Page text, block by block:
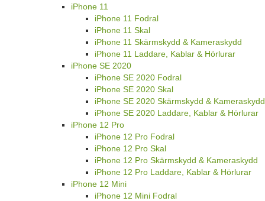
iPhone 11
iPhone 11 Fodral
iPhone 11 Skal
iPhone 11 Skärmskydd & Kameraskydd
iPhone 11 Laddare, Kablar & Hörlurar
iPhone SE 2020
iPhone SE 2020 Fodral
iPhone SE 2020 Skal
iPhone SE 2020 Skärmskydd & Kameraskydd
iPhone SE 2020 Laddare, Kablar & Hörlurar
iPhone 12 Pro
iPhone 12 Pro Fodral
iPhone 12 Pro Skal
iPhone 12 Pro Skärmskydd & Kameraskydd
iPhone 12 Pro Laddare, Kablar & Hörlurar
iPhone 12 Mini
iPhone 12 Mini Fodral